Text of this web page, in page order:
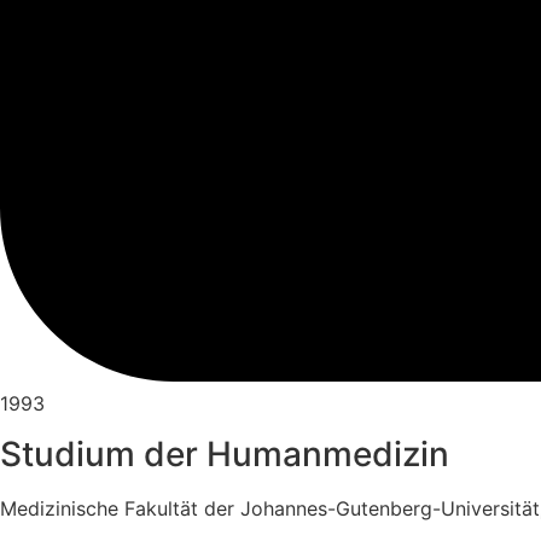
1993
Studium der Humanmedizin
Medizinische Fakultät der Johannes-Gutenberg-